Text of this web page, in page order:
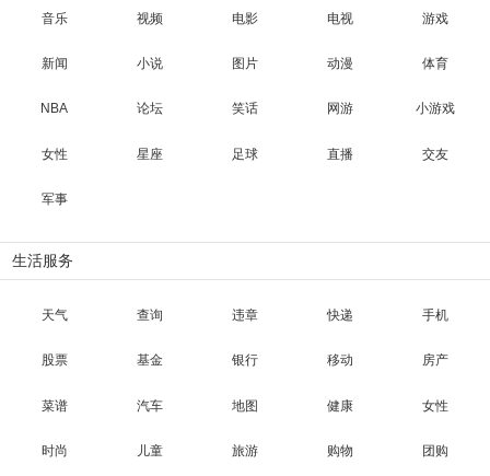
音乐 视频 电影 电视 游戏
新闻 小说 图片 动漫 体育
NBA 论坛 笑话 网游 小游戏
女性 星座 足球 直播 交友
军事
生活服务
天气 查询 违章 快递 手机
股票 基金 银行 移动 房产
菜谱 汽车 地图 健康 女性
时尚 儿童 旅游 购物 团购